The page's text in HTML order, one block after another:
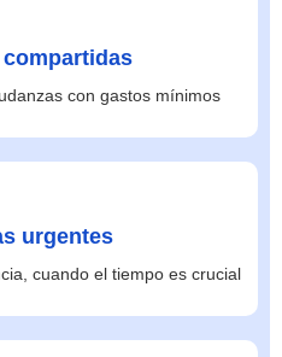
compartidas
con gastos mínimos
urgentes
cuando el tiempo es crucial